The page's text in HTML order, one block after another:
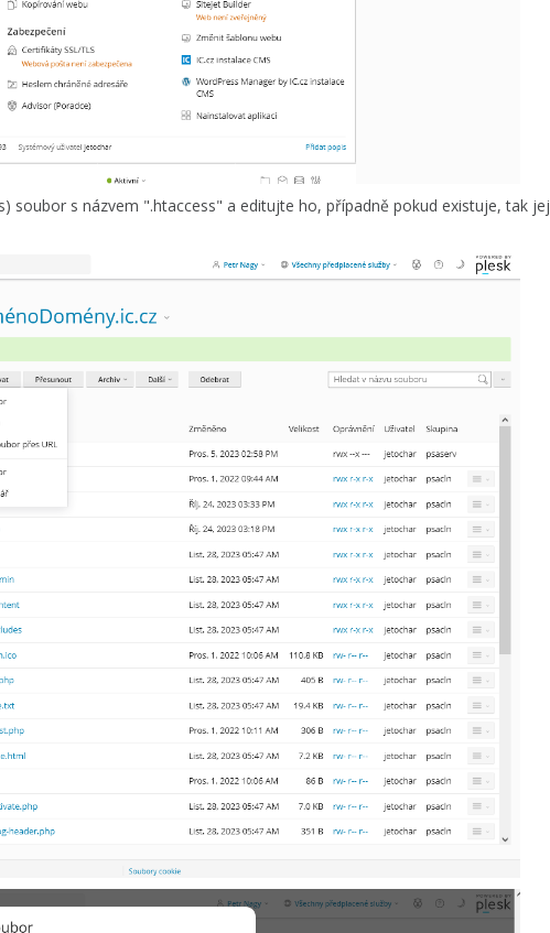
soubor s názvem ".htaccess" a editujte ho, případně pokud existuje, tak jej